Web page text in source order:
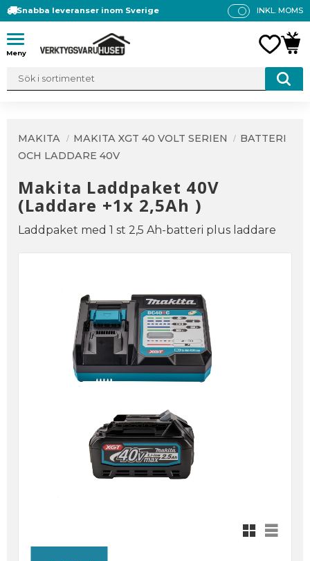
Meny
Snabba leveranser inom Sverige
P
A
INKL. MOMS
MAKITA MAKITA XGT 40 VOLT SERIEN
BATTERI
OCH LADDARE 40V
Makita Laddpaket 40V
(Laddare +1x 2,5Ah )
Laddpaket med 1 st 2,5 Ah-batteri plus laddare
Rutnätsvy
Listvy